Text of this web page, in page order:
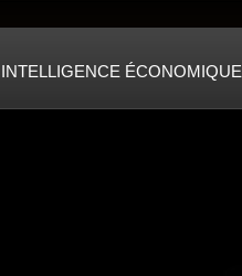
INTELLIGENCE ÉCONOMIQUE